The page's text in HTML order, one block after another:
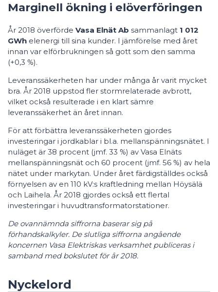
Marginell ökning i elöverföringen
År 2018 överförde Vasa Elnät Ab sammanlagt 1 012
GWh elenergi till sina kunder. I jämförelse med året
innan var elförbrukningen så gott som den samma
(+0,3 %).
Leveranssäkerheten har under många år varit mycket
bra. År 2018 uppstod fler stormrelaterade avbrott,
vilket också resulterade i en klart sämre
leveranssäkerhet än året innan.
För att förbättra leveranssäkerheten gjordes
investeringar i jordkablar i bl.a. mellanspänningsnätet. I
nuläget är 38 procent (jmf. 33 %) av Vasa Elnäts
mellanspänningsnät och 60 procent (jmf. 56 %) av hela
nätet under markytan. Under året färdigställdes också
förnyelsen av en 110 kV:s kraftledning mellan Höysälä
och Laihela. År 2018 gjordes också ett flertal
investeringar i huvudtransformatorstationer.
De ovannämnda siffrorna baserar sig på
förhandskalkyler. De slutliga siffrorna angående
koncernen Vasa Elektriskas verksamhet publiceras i
samband med bokslutet för år 2018.
Nyckelord